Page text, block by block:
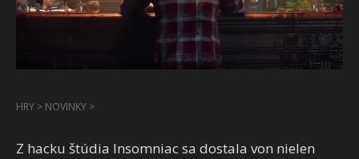
HRY > NOVINKY >
Z hacku štúdia Insomniac sa dostala von nielen